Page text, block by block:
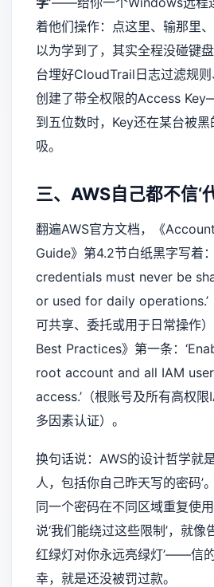
着他们操作：点这里、输那里
以为学到了，其实全程没碰键
台埋好CloudTrail日志过滤规则
创建了带全权限的Access
到五位数时，Key还在某台被
吸。
三、AWS自己都不信‘
翻遍AWS官方文档，《
Guide》第4.2节白纸黑字写着
credentials must never be
or used for daily operations.’
可共享、委托或用于日常操作
Best Practices》第一条：
root account and all IAM
access.’（根账号及所有高权
多因素认证）。
换句话说：AWS的设计哲学就
人，包括你自己昨天写的密码’
同一个密码在不同区域重复使
说‘我们能绕过这些限制’，就像
红绿灯对你永远亮绿灯’——信
幸，就是还没被罚过款。